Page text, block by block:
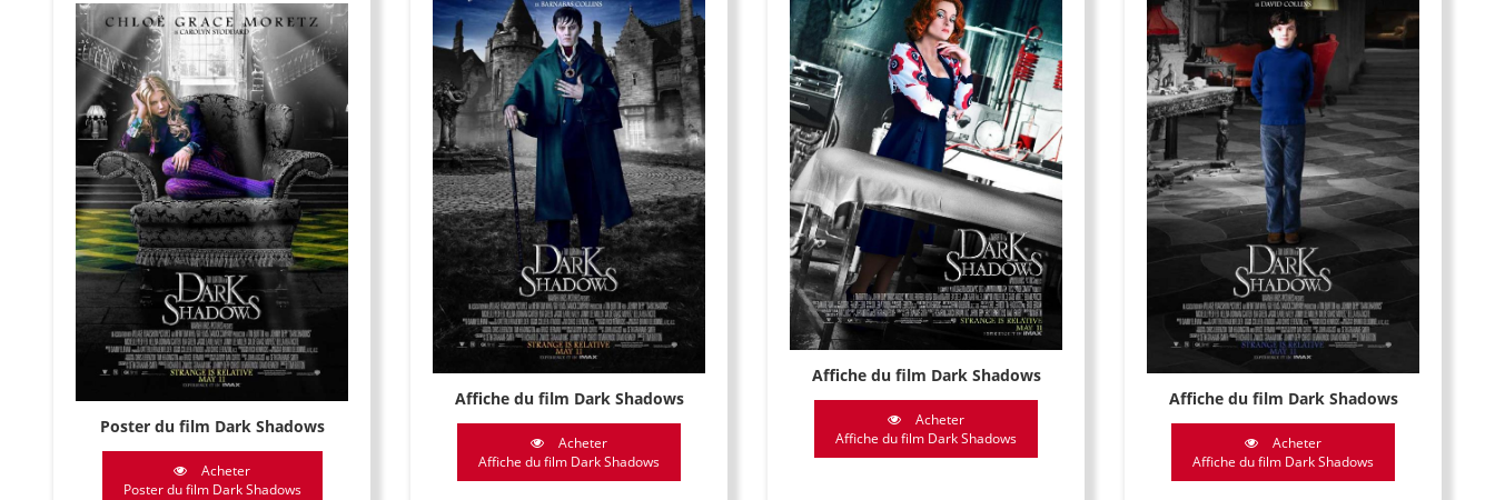
Affiche du film Dark Shadows
Acheter
Affiche du film Dark Shadows
Affiche du film Dark Shadows
Acheter
Affiche du film Dark Shadows
Affiche du film Dark Shadows
Acheter
Affiche du film Dark Shadows
Poster du film Dark Shadows
Acheter
Poster du film Dark Shadows